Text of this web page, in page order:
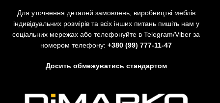
Для уточнення деталей замовлень, виробництві меблів
індивідуальних розмірів та всіх інших питань пишіть нам у
соціальних мережах або телефонуйте в Telegram/Viber за
номером телефону:+380 (99) 777-11-47
Досить обмежуватись стандартом